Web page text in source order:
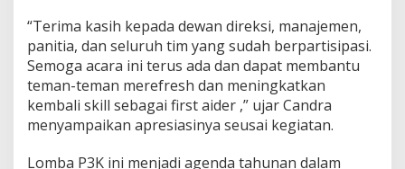
“Terima kasih kepada dewan direksi, manajemen,
panitia, dan seluruh tim yang sudah berpartisipasi.
Semoga acara ini terus ada dan dapat membantu
teman-teman merefresh dan meningkatkan
kembali skill sebagai first aider ,” ujar Candra
menyampaikan apresiasinya seusai kegiatan.
Lomba P3K ini menjadi agenda tahunan dalam